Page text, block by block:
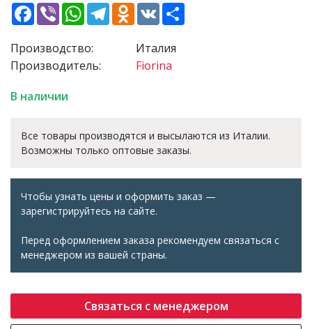
Facebook
ViberWhatsApp
TelegramOdnoklassniki
VK
Производство:
Производитель:
Италия
Fiorina
В наличии
Все товары производятся и высылаются из Италии.
Возможны только оптовые заказы.
Чтобы узнать цены и оформить заказ —
зарегистрируйтесь на сайте.
Перед оформлением заказа рекомендуем связаться с
менеджером из вашей страны.
Связаться с менеджером